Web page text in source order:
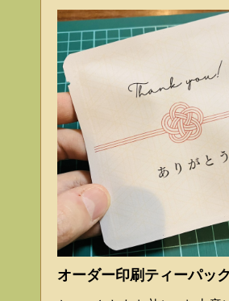
オーダー印刷ティーパック